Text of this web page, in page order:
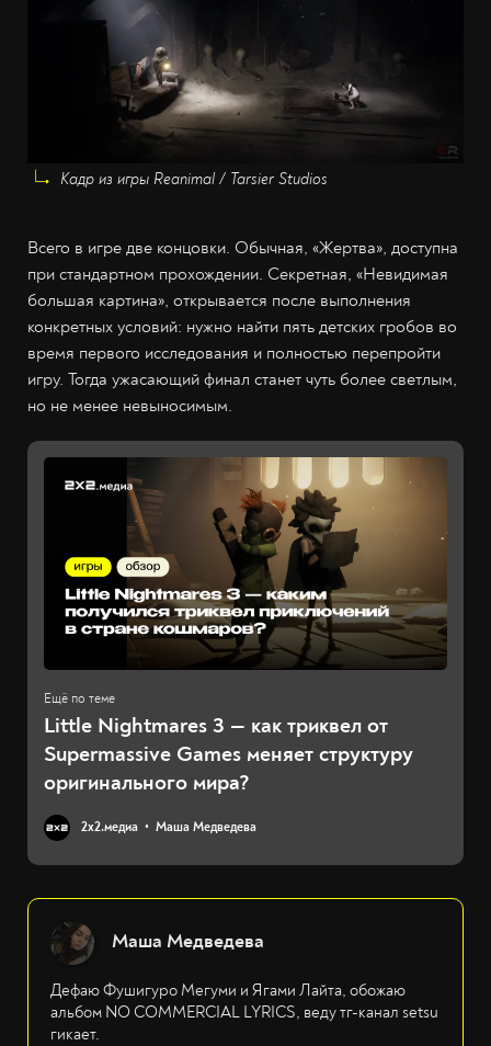
Кадр из игры Reanimal / Tarsier Studios
Всего в игре две концовки. Обычная, «Жертва», доступна
при стандартном прохождении. Секретная, «Невидимая
большая картина», открывается после выполнения
конкретных условий: нужно найти пять детских гробов во
время первого исследования и полностью перепройти
игру. Тогда ужасающий финал станет чуть более светлым,
но не менее невыносимым.
Little Nightmares 3 — как триквел от
Supermassive Games меняет структуру
оригинального мира?
2х2.медиа Маша Медведева
Маша Медведева
Дефаю Фушигуро Мегуми и Ягами Лайта, обожаю
альбом NO COMMERCIAL LYRICS, веду тг-канал setsu
гикает.